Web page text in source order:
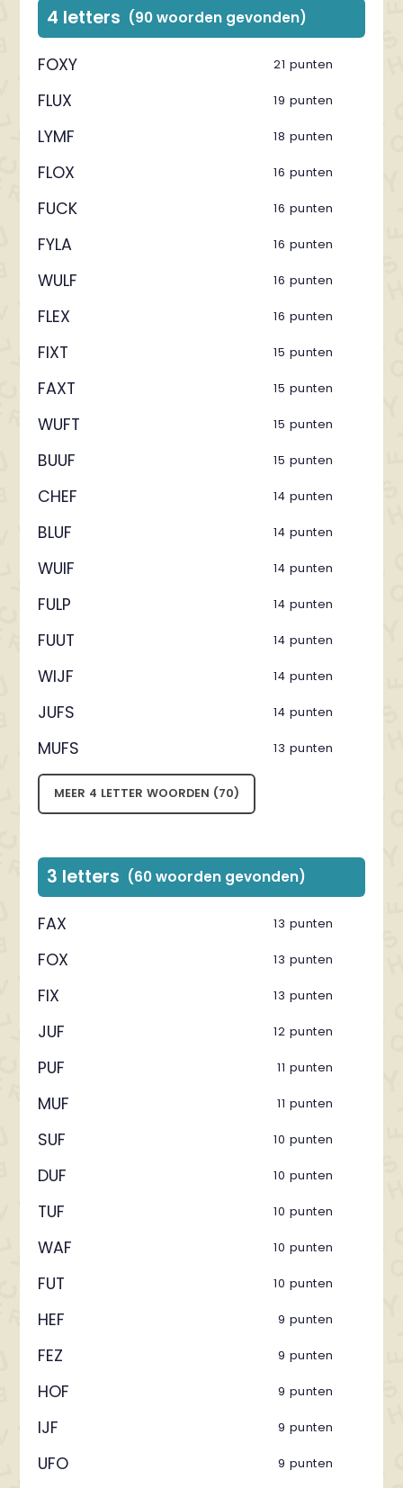
4 letters (90 woorden gevonden)
FOXY 21 punten
FLUX 19 punten
LYMF 18 punten
FLOX 16 punten
FUCK 16 punten
FYLA 16 punten
WULF 16 punten
FLEX 16 punten
FIXT 15 punten
FAXT 15 punten
WUFT 15 punten
BUUF 15 punten
CHEF 14 punten
BLUF 14 punten
WUIF 14 punten
FULP 14 punten
FUUT 14 punten
WIJF 14 punten
JUFS 14 punten
MUFS 13 punten
MEER 4 LETTER WOORDEN (70)
3 letters (60 woorden gevonden)
FAX 13 punten
FOX 13 punten
FIX 13 punten
JUF 12 punten
PUF 11 punten
MUF 11 punten
SUF 10 punten
DUF 10 punten
TUF 10 punten
WAF 10 punten
FUT 10 punten
HEF 9 punten
FEZ 9 punten
HOF 9 punten
IJF 9 punten
UFO 9 punten